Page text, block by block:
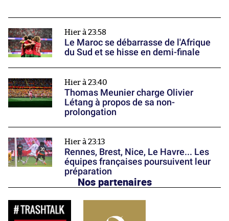
Hier à 23:58
Le Maroc se débarrasse de l'Afrique
du Sud et se hisse en demi-finale
Hier à 23:40
Thomas Meunier charge Olivier
Létang à propos de sa non-
prolongation
Hier à 23:13
Rennes, Brest, Nice, Le Havre... Les
équipes françaises poursuivent leur
préparation
Nos partenaires